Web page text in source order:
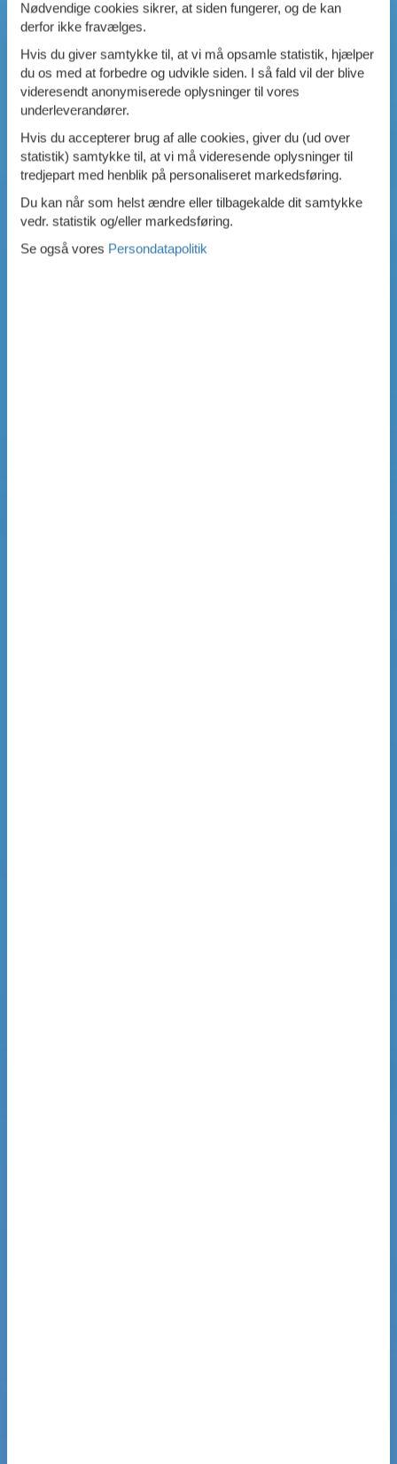
Nødvendige cookies sikrer, at siden fungerer, og de kan
derfor ikke fravælges.
Hvis du giver samtykke til, at vi må opsamle statistik, hjælper
du os med at forbedre og udvikle siden. I så fald vil der blive
videresendt anonymiserede oplysninger til vores
underleverandører.
Hvis du accepterer brug af alle cookies, giver du (ud over
statistik) samtykke til, at vi må videresende oplysninger til
tredjepart med henblik på personaliseret markedsføring.
Du kan når som helst ændre eller tilbagekalde dit samtykke
vedr. statistik og/eller markedsføring.
Se også vores Persondatapolitik